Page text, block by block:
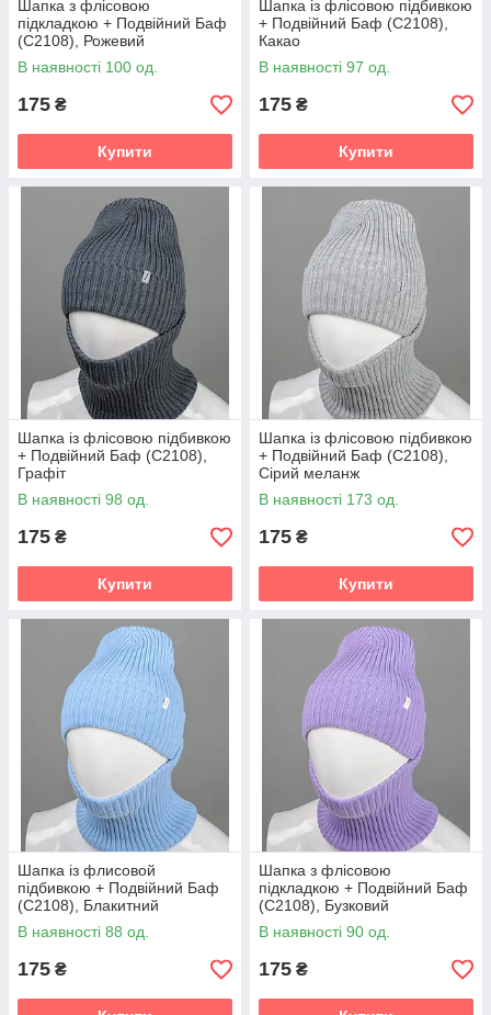
Шапка з флісовою
підкладкою + Подвійний Баф
(С2108), Рожевий
В наявності 100 од.
175 ₴
Купити
Шапка із флісовою підбивкою
+ Подвійний Баф (С2108),
Какао
В наявності 97 од.
175 ₴
Купити
Шапка із флісовою підбивкою
+ Подвійний Баф (С2108),
Графіт
В наявності 98 од.
175 ₴
Купити
Шапка із флісовою підбивкою
+ Подвійний Баф (С2108),
Сірий меланж
В наявності 173 од.
175 ₴
Купити
Шапка із флисовой
підбивкою + Подвійний Баф
(С2108), Блакитний
В наявності 88 од.
175 ₴
Шапка з флісовою
підкладкою + Подвійний Баф
(С2108), Бузковий
В наявності 90 од.
175 ₴